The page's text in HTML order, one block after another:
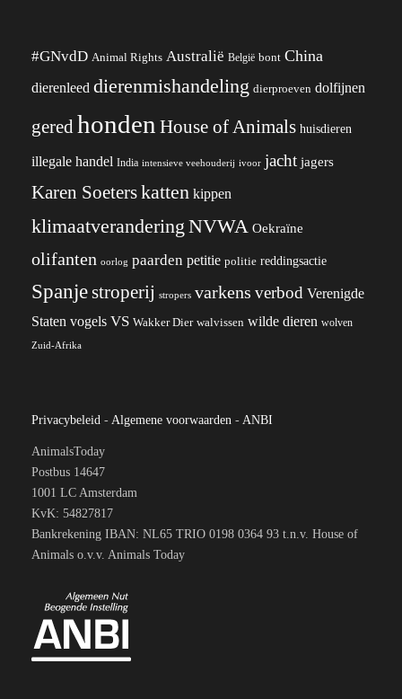
#GNvdD Animal Rights Australië België bont China
dierenleed dierenmishandeling dierproeven dolfijnen
gered honden House of Animals huisdieren
illegale handel India intensieve veehouderij ivoor jacht jagers
Karen Soeterskatten kippen
klimaatverandering NVWA Oekraïne
olifanten oorlog paarden petitie politie reddingsactie
Spanjestroperij stropers varkens verbod Verenigde
Staten vogels VS Wakker Dier walvissen wilde dieren wolven
Zuid-Afrika
Privacybeleid - Algemene voorwaarden - ANBI
AnimalsToday
Postbus 14647
1001 LC Amsterdam
KvK: 54827817
Bankrekening IBAN: NL65 TRIO 0198 0364 93 t.n.v. House of
Animals o.v.v. Animals Today